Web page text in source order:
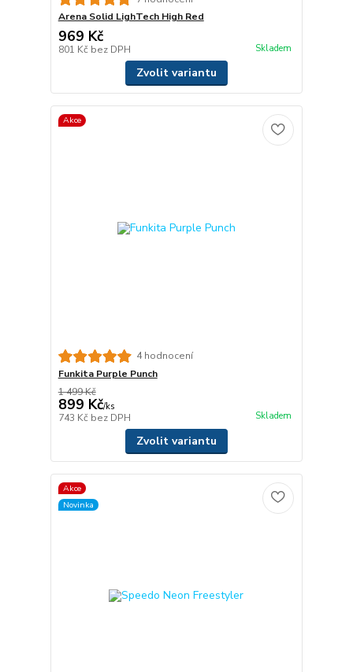
Arena Solid LighTech High Red
969 Kč
801 Kč bez DPH Skladem
Zvolit variantu
Akce
4 hodnocení
Funkita Purple Punch
1 499 Kč
899 Kč/ks
743 Kč bez DPH Skladem
Zvolit variantu
Akce
Novinka